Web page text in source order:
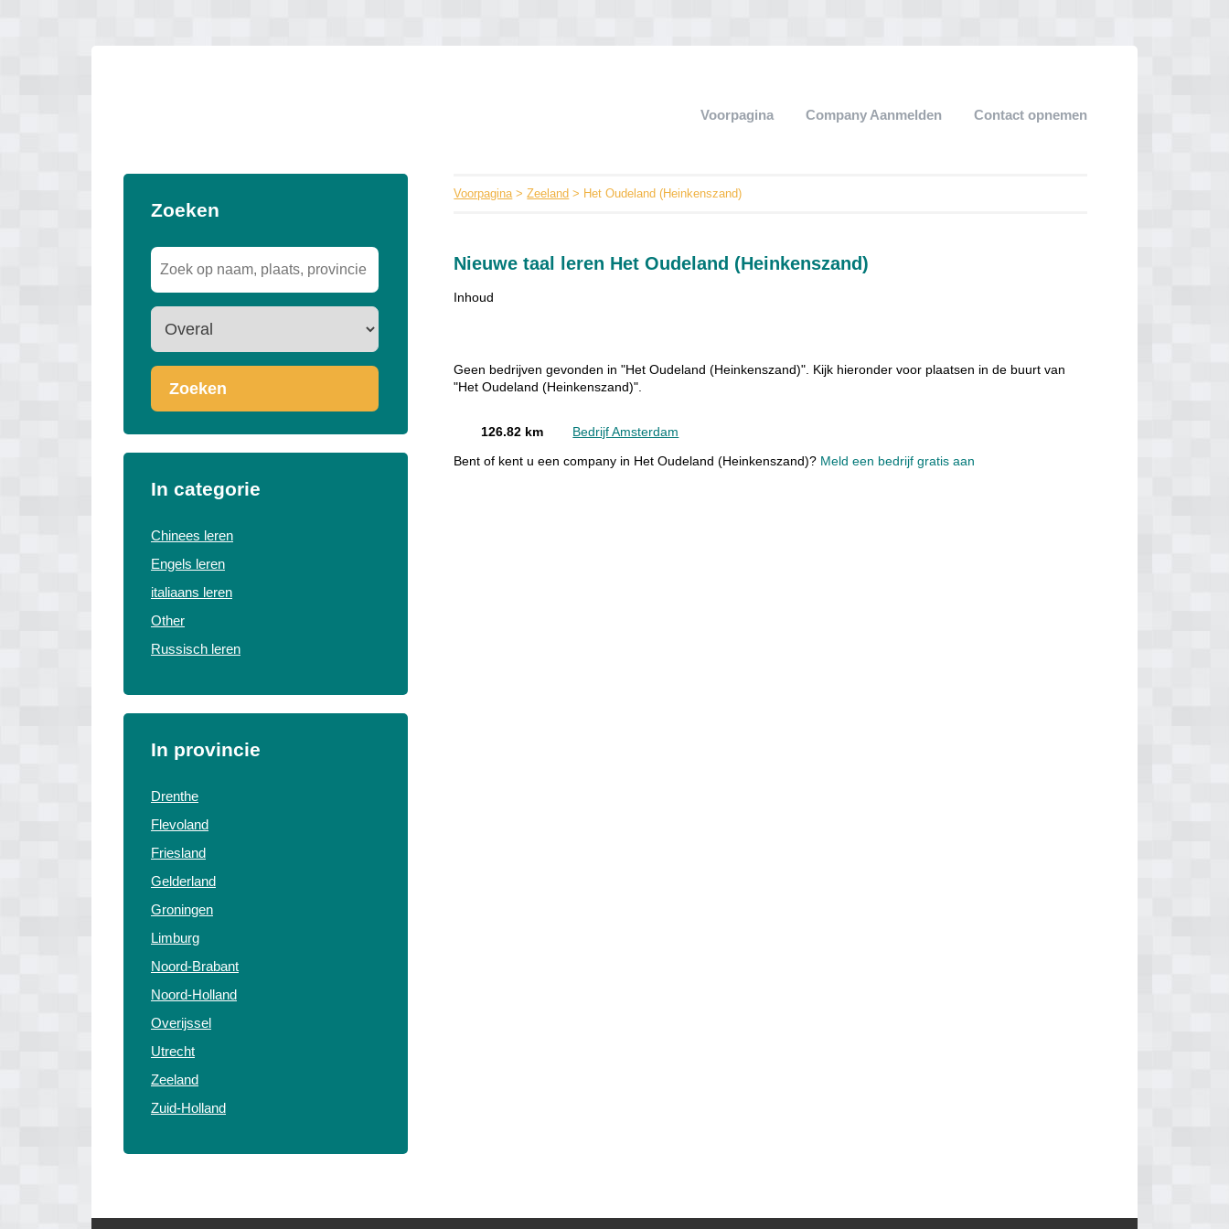
Voorpagina Company Aanmelden Contact opnemen
Zoeken
Zoeken
In categorie
Chinees leren
Engels leren
italiaans leren
Other
Russisch leren
In provincie
Drenthe
Flevoland
Friesland
Gelderland
Groningen
Limburg
Noord-Brabant
Noord-Holland
Overijssel
Utrecht
Zeeland
Zuid-Holland
Voorpagina>Zeeland > Het Oudeland (Heinkenszand)
Nieuwe taal leren Het Oudeland (Heinkenszand)
Inhoud
Geen bedrijven gevonden in "Het Oudeland (Heinkenszand)". Kijk hieronder voor plaatsen in de buurt van
"Het Oudeland (Heinkenszand)".
126.82 km Bedrijf Amsterdam
Bent of kent u een company in Het Oudeland (Heinkenszand)? Meld een bedrijf gratis aan